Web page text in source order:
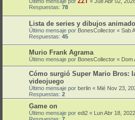
Respuestas: 78
Lista de series y dibujos
Último mensaje por BonesCollector « Sab
Respuestas: 45
Murio Frank Agrama
Último mensaje por BonesCollector « Dom
Cómo surgió Super Mario Bros:
videojuego
Último mensaje por berlin « Mié Nov 23,
Respuestas: 2
Game on
Último mensaje por edi2 «
Lun Abr 18,